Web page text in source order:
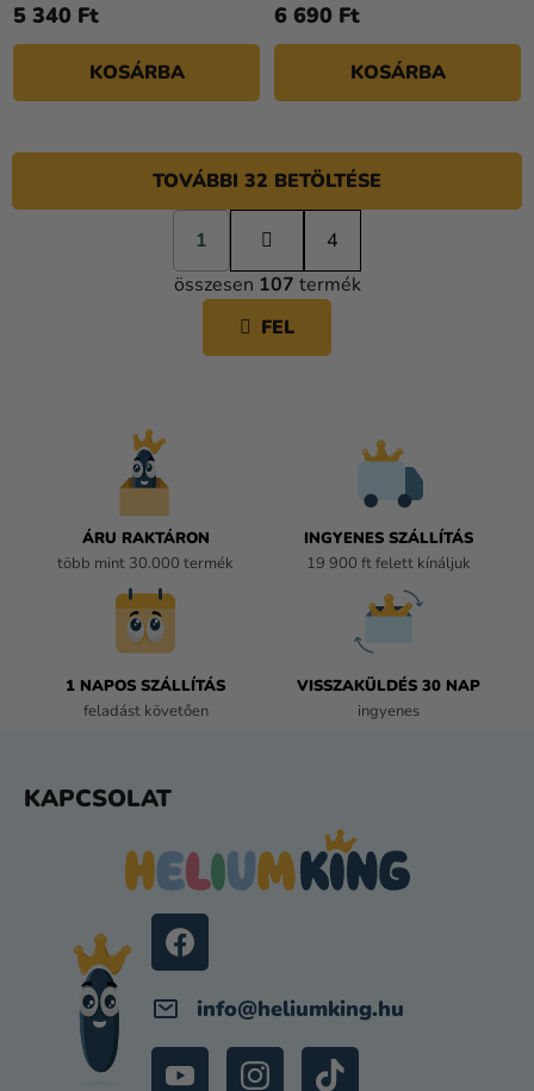
5 340 Ft
KOSÁRBA
6 690 Ft
KOSÁRBA
L
I
S
T
TOVÁBBI 32 BETÖLTÉSE
L
a
p
o
á
s
1
4
összesen 107 termék
FEL
ÁRU RAKTÁRON
több mint 30.000 termék
INGYENES SZÁLLÍTÁS
19 900 ft felett kínáljuk
1 NAPOS SZÁLLÍTÁS
feladást követően
VISSZAKÜLDÉS 30 NAP
ingyenes
KAPCSOLAT
info@heliumking.hu